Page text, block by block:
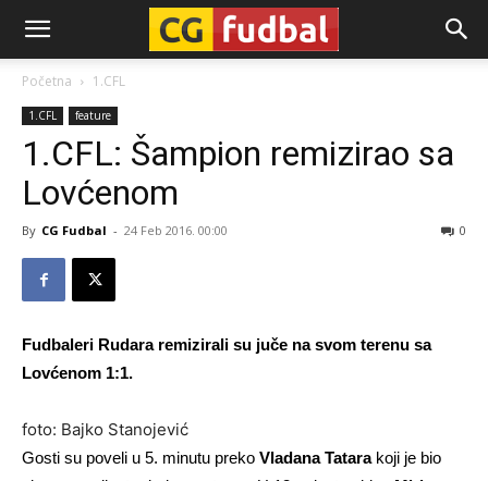
CG-
Fudbal
Početna 1.CFL
1.CFL feature
1.CFL: Šampion remizirao sa
Lovćenom
By CG Fudbal - 24 Feb 2016. 00:00 0
Fudbaleri Rudara remizirali su juče na svom terenu sa
Lovćenom 1:1.
foto: Bajko Stanojević
Gosti su poveli u 5. minutu preko Vladana Tatarakoji je bio